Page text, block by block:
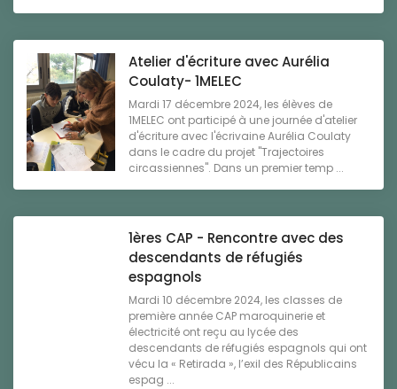
Atelier d'écriture avec Aurélia
Coulaty- 1MELEC
Mardi 17 décembre 2024, les élèves de
1MELEC ont participé à une journée d'atelier
d'écriture avec l'écrivaine Aurélia Coulaty
dans le cadre du projet "Trajectoires
circassiennes". Dans un premier temp ...
1ères CAP - Rencontre avec des
descendants de réfugiés
espagnols
Mardi 10 décembre 2024, les classes de
première année CAP maroquinerie et
électricité ont reçu au lycée des
descendants de réfugiés espagnols qui ont
vécu la « Retirada », l’exil des Républicains
espag ...